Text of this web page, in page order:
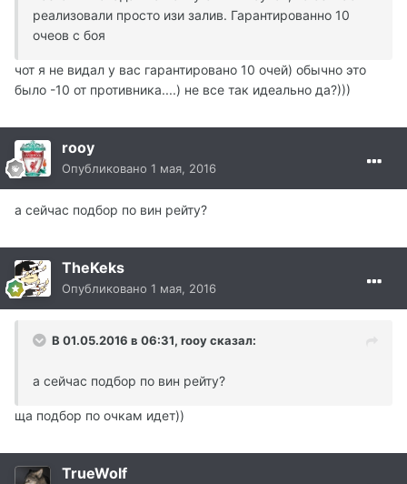
реализовали просто изи залив. Гарантированно 10
очеов с боя
чот я не видал у вас гарантировано 10 очей) обычно это
было -10 от противника....) не все так идеально да?)))
rooy
Опубликовано 1 мая, 2016
а сейчас подбор по вин рейту?
TheKeks
Опубликовано 1 мая, 2016
В 01.05.2016 в 06:31, rooy сказал:
а сейчас подбор по вин рейту?
ща подбор по очкам идет))
TrueWolf